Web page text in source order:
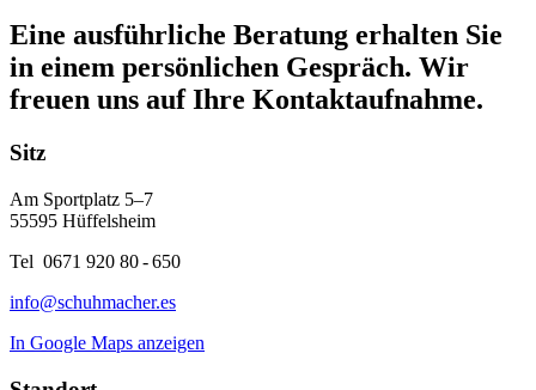
Eine ausführliche Beratung erhalten Sie
in einem persönlichen Gespräch. Wir
freuen uns auf Ihre Kontaktaufnahme.
Sitz
Am Sportplatz 5–7
55595 Hüffelsheim
Tel 0671 920 80 - 650
info@schuhmacher.es
In Google Maps anzeigen